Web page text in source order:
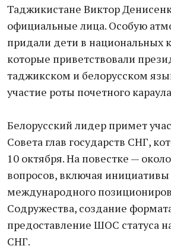
Таджикистане Виктор
официальные лица. Особую
придали дети в национальных
которые приветствовали
таджикском и белорусском
участие роты почетного
Белорусский лидер примет
Совета глав государств СНГ,
10 октября. На повестке —
вопросов, включая
международного
Содружества, создание
предоставление ШОС статуса
СНГ.